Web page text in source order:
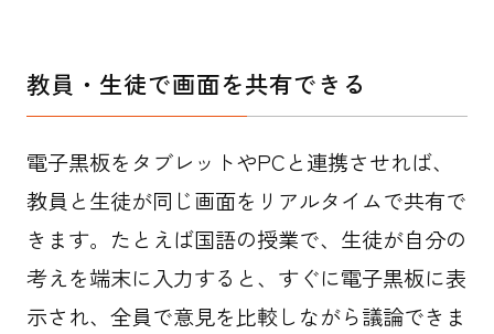
教員・生徒で画面を共有できる
電子黒板をタブレットやPCと連携させれば、
教員と生徒が同じ画面をリアルタイムで共有で
きます。たとえば国語の授業で、生徒が自分の
考えを端末に入力すると、すぐに電子黒板に表
示され、全員で意見を比較しながら議論できま